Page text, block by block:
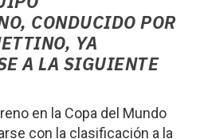
CONDUCIDO POR
YA
A LA SIGUIENTE
en la Copa del Mundo
con la clasificación a la